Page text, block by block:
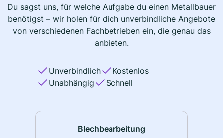
Du sagst uns, für welche Aufgabe du einen Metallbauer
benötigst – wir holen für dich unverbindliche Angebote
von verschiedenen Fachbetrieben ein, die genau das
anbieten.
Unverbindlich
Kostenlos
Unabhängig
Schnell
Blechbearbeitung